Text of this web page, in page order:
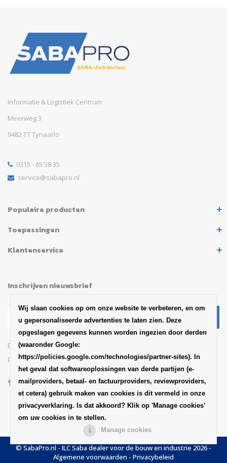
Informatie & Logistiek Centrum
Meerweg 3
9482 TT Tynaarlo
0315 - 65 58 35
service@sabapro.nl
Populaire producten
Toepassingen
Klantenservice
Inschrijven nieuwsbrief
Blijf op de hoogte van het
productaankondigingen en updates van SABA
© SabaPro.nl - ILC Saba dealer voor de bouw en industrie 2026 -
Algemene voorwaarden - Privacybeleid
Wij slaan cookies op om onze website te verbeteren, en om
u gepersonaliseerde advertenties te laten zien. Deze
opgeslagen gegevens kunnen worden ingezien door derden
(waaronder Google:
https://policies.google.com/technologies/partner-sites). In
het geval dat softwareoplossingen van derde partijen (e-
mailproviders, betaal- en factuurproviders, reviewproviders,
et cetera) gebruik maken van cookies is dit vermeld in onze
privacyverklaring. Is dat akkoord? Klik op 'Manage cookies'
om uw cookies in te stellen.
Manage cookies